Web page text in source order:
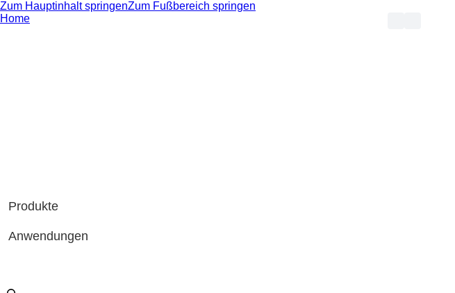
Zum Hauptinhalt springenZum Fußbereich springen
Home
Produkte
Anwendungen